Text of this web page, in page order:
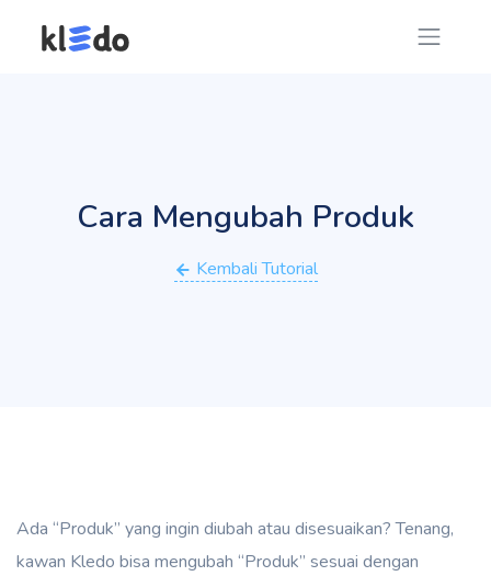
Cara Mengubah Produk
Kembali Tutorial
Ada “Produk” yang ingin diubah atau disesuaikan? Tenang,
kawan Kledo bisa mengubah “Produk” sesuai dengan